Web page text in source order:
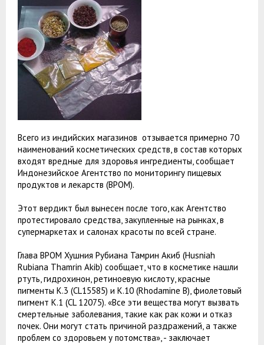
Всего из индийских магазинов отзывается примерно 70
наименований косметических средств, в состав которых
входят вредные для здоровья ингредиенты, сообщает
Индонезийское Агентство по мониторингу пищевых
продуктов и лекарств (BPOM).
Этот вердикт был вынесен после того, как Агентство
протестировало средства, закупленные на рынках, в
супермаркетах и салонах красоты по всей стране.
Глава BPOM Хушния Рубиана Тамрин Акиб (Husniah
Rubiana Thamrin Akib) сообщает, что в косметике нашли
ртуть, гидрохинон, ретиноевую кислоту, красные
пигменты K.3 (CL15585) и K.10 (Rhodamine B), фиолетовый
пигмент K.1 (CL 12075). «Все эти вещества могут вызвать
смертельные заболевания, такие как рак кожи и отказ
почек. Они могут стать причиной раздражений, а также
проблем со здоровьем у потомства», - заключает